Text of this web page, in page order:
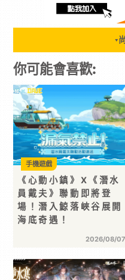
▼
你可能會喜歡:
《心動小鎮》X《潛水
員戴夫》聯動即將登
場！潛入鯨落峽谷展開
海底奇遇！
2026/08/07
手機遊戲